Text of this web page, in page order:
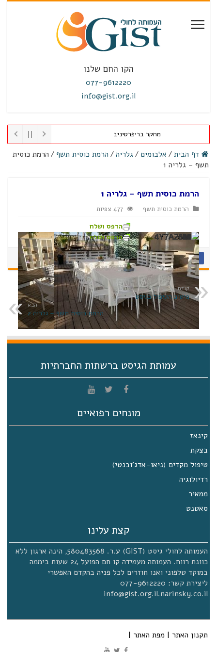
הקו החם שלנו
077-9612220
info@gist.org.il
מחקר בריפרטיניב
דף הבית/ אלבומים / גלריה/ הרמת כוסית תשף/ הרמת כוסית
תשף – גלריה 1
הרמת כוסית תשף – גלריה 1
הרמת כוסית תשף
477 צפיות
הדפס ושלח
הדפס ושלח
קודם
מיטוב הטיפול בגיסט
הבא
הרמת כוסית תשף – גלריה 2
עמותת הגיסט ברשתות החברתיות
מונחים רפואיים
קינאז
בצקת
טיפול מקדים (ניאו-אדג'ובנטי)
רדיולוגיה
ממאיר
סאטנט
קצת עלינו
העמותה לחולי גיסט (GIST) ע.ר. 580483568, הינה ארגון ללא
כוונת רווח. העמותה מעמידה קו חם הפועל 24 שעות ביממה
במוקד טלפוני ואנו חוזרים לכל פניה בהקדם האפשרי
ליצירת קשר: 077-9612220
info@gist.org.il.narinsky.co.il
תקנון האתר | מפת האתר |